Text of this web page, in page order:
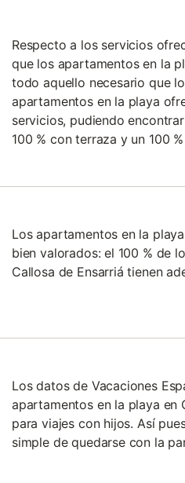
Respecto a los servicios
que los apartamentos en la
todo aquello necesario que
apartamentos en la playa
servicios, pudiendo
100 % con terraza y un 100
Los apartamentos en la
bien valorados: el 100 % de
Callosa de Ensarriá tienen
Los datos de Vacaciones
apartamentos en la playa en
para viajes con hijos. Así
simple de quedarse con la